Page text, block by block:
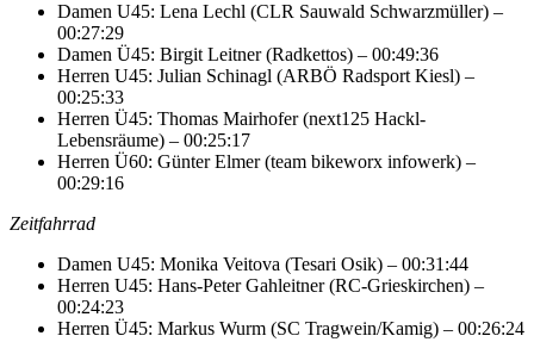
Damen U45: Lena Lechl (CLR Sauwald Schwarzmüller) –
00:27:29
Damen Ü45: Birgit Leitner (Radkettos) – 00:49:36
Herren U45: Julian Schinagl (ARBÖ Radsport Kiesl) –
00:25:33
Herren Ü45: Thomas Mairhofer (next125 Hackl-
Lebensräume) – 00:25:17
Herren Ü60: Günter Elmer (team bikeworx infowerk) –
00:29:16
Zeitfahrrad
Damen U45: Monika Veitova (Tesari Osik) – 00:31:44
Herren U45: Hans-Peter Gahleitner (RC-Grieskirchen) –
00:24:23
Herren Ü45: Markus Wurm (SC Tragwein/Kamig) – 00:26:24